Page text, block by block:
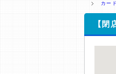
ミ収集
>提携企
カー
【閉